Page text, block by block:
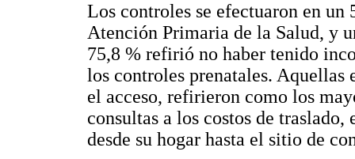
Los controles se efectuaron en un
Atención Primaria de la Salud, y
75,8 % refirió no haber tenido
los controles prenatales. Aquellas
el acceso, refirieron como los
consultas a los costos de
desde su hogar hasta el sitio de